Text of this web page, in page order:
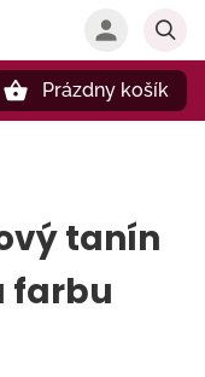
Prázdny košík
tanín
farbu